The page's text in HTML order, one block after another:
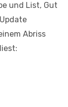
und List, Gut
Abriss